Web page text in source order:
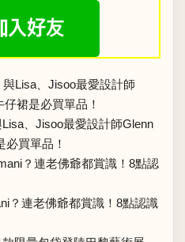
、Jisoo最愛設計師Glenn
買單品！
？連老佛爺都賞識！8點認識